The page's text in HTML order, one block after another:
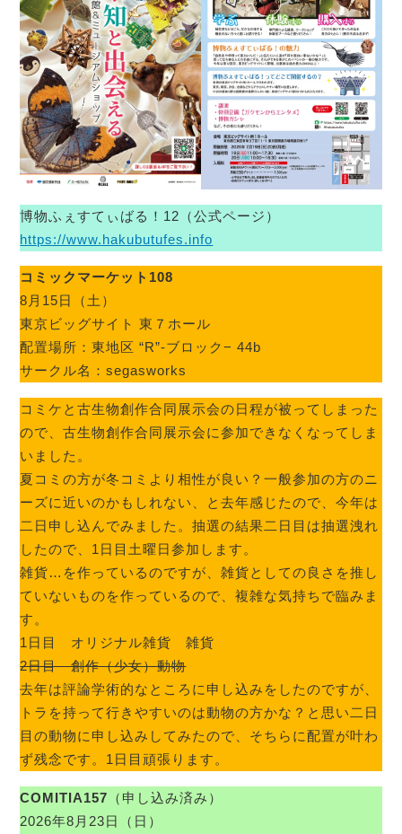
博物ふぇすてぃばる！12（公式ページ）
https://www.hakubutufes.info
コミックマーケット108
8月15日（土）
東京ビッグサイト 東７ホール
配置場所：東地区 “R”-ブロック− 44b
サークル名：segasworks
コミケと古生物創作合同展示会の日程が被ってしまった
ので、古生物創作合同展示会に参加できなくなってしま
いました。
夏コミの方が冬コミより相性が良い？一般参加の方のニ
ーズに近いのかもしれない、と去年感じたので、今年は
二日申し込んでみました。抽選の結果二日目は抽選洩れ
したので、1日目土曜日参加します。
雑貨…を作っているのですが、雑貨としての良さを推し
ていないものを作っているので、複雑な気持ちで臨みま
す。
1日目 オリジナル雑貨 雑貨
2日目 創作（少女）動物
去年は評論学術的なところに申し込みをしたのですが、
トラを持って行きやすいのは動物の方かな？と思い二日
目の動物に申し込みしてみたので、そちらに配置が叶わ
ず残念です。1日目頑張ります。
COMITIA157 （申し込み済み）
2026年8月23日（日）